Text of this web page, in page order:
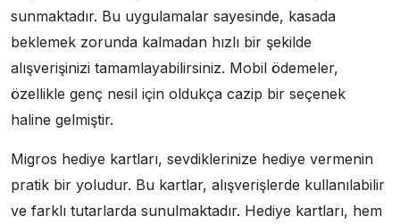
sunmaktadır. Bu uygulamalar sayesinde, kasada
beklemek zorunda kalmadan hızlı bir şekilde
alışverişinizi tamamlayabilirsiniz. Mobil ödemeler,
özellikle genç nesil için oldukça cazip bir seçenek
haline gelmiştir.
Migros hediye kartları, sevdiklerinize hediye vermenin
pratik bir yoludur. Bu kartlar, alışverişlerde kullanılabilir
ve farklı tutarlarda sunulmaktadır. Hediye kartları, hem